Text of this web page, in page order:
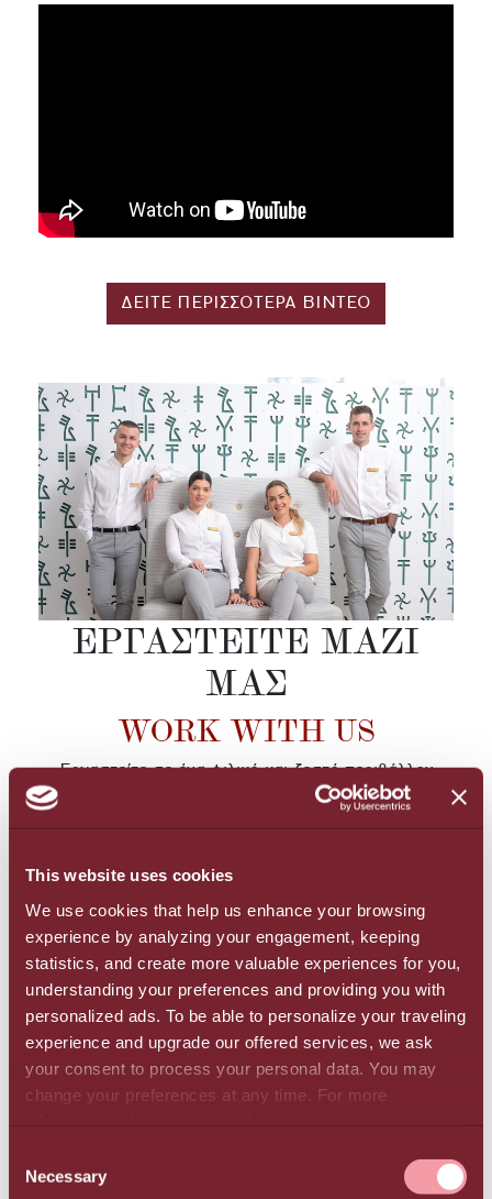
This website uses cookies
We use cookies that help us enhance your browsing
experience by analyzing your engagement, keeping
statistics, and create more valuable experiences for you,
understanding your preferences and providing you with
personalized ads. To be able to personalize your traveling
experience and upgrade our offered services, we ask
your consent to process your personal data. You may
change your preferences at any time. For more
SELECTION
Necessary
ΔΕΙΤΕ ΠΕΡΙΣΣΟΤΕΡΑ ΒΙΝΤΕΟ
ΕΡΓΑΣΤΕΊΤΕ ΜΑΖΊ
ΜΑΣ
WORK WITH US
Εργαστείτε σε ένα φιλικό και ζεστό περιβάλλον
εργασίας, μέσα στο οποίο οι άνθρωποί μας
προάγουν την αυθεντικότητα και την εμπιστοσύνη
σύστημα πολιτικών που προάγει την ισότητα των
ευκαιριών, την καταπολέμηση των διακρίσεων, την
ένταξη και τη διαφορετικότητα στην εργασία,
εξασφαλίζοντας ένα περιβάλλον εργασίας χωρίς
αποκλεισμούς, καλλιεργώντας μια κουλτούρα που
σέβεται και αξιοποιεί τη διαφορετικότητα των